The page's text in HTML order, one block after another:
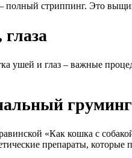
полный стриппинг. Это
ушей и глаз – важные
груминг
«Как кошка с
препараты,